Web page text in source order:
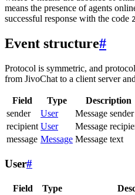
means the presence of agents
successful response with the code
Event structure#
Protocol is symmetric, and
from JivoChat to a client server
Field Type
Description
sender
User
Message sender
recipient User
Message
message Message Message text
User#
Field Type